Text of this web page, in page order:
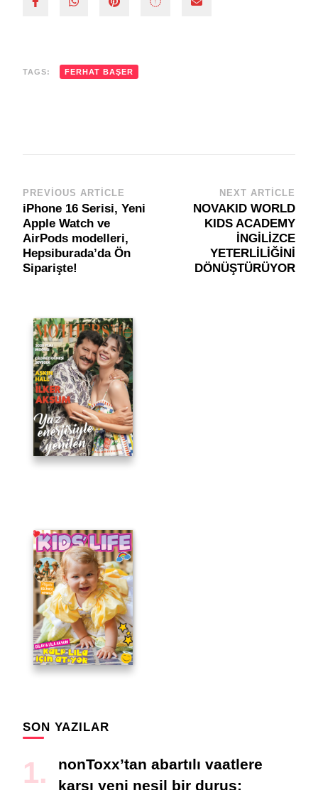
TAGS: FERHAT BAŞER
Post
Navigation
PREVIOUS ARTICLE
iPhone 16 Serisi, Yeni
Apple Watch ve
AirPods modelleri,
Hepsiburada’da Ön
Siparişte!
NEXT ARTICLE
NOVAKID WORLD
KIDS ACADEMY
İNGİLİZCE
YETERLİLİĞİNİ
DÖNÜŞTÜRÜYOR
SON YAZILAR
nonToxx’tan abartılı vaatlere
karşı yeni nesil bir duruş: